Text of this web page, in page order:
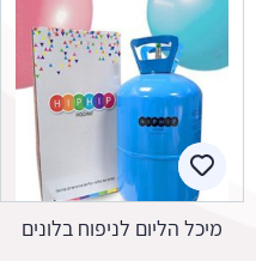
מיכל הליום לניפוח בלונים